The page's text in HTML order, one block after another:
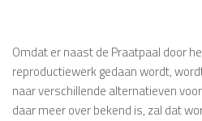
Omdat er naast de Praatpaal door
reproductiewerk gedaan wordt,
naar verschillende alternatieven
daar meer over bekend is, zal dat